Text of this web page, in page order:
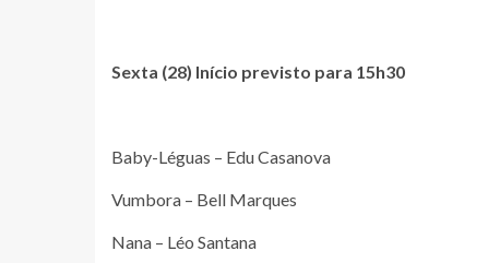
Sexta (28) Início previsto para 15h30
Baby-Léguas – Edu Casanova
Vumbora – Bell Marques
Nana – Léo Santana